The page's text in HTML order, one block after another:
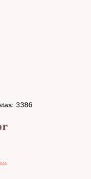
3386